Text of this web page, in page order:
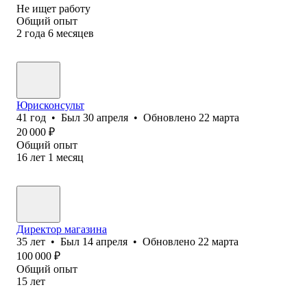
Не ищет работу
Общий опыт
2 года 6 месяцев
Юрисконсульт
41 год • Был 30 апреля • Обновлено 22 марта
20 000 ₽
Общий опыт
16 лет 1 месяц
Директор магазина
35 лет • Был 14 апреля • Обновлено 22 марта
100 000 ₽
Общий опыт
15 лет